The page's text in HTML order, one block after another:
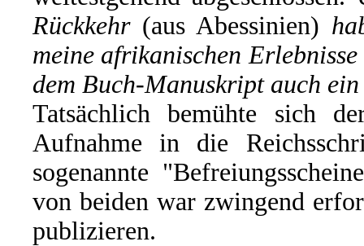
Rückkehr (aus Abessinien)
meine afrikanischen
dem Buch-Manuskript auch
Tatsächlich bemühte sich
Aufnahme in die
sogenannte
von beiden war zwingend
publizieren.